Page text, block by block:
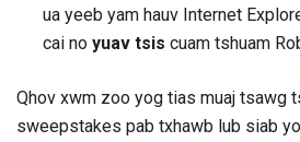
ua yeeb yam hauv Internet
cai no yuav tsis cuam ​​tshuam
Qhov xwm zoo yog tias muaj tsawg
sweepstakes pab txhawb lub siab